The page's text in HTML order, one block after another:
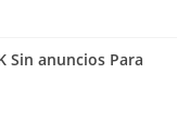
Sin anuncios Para